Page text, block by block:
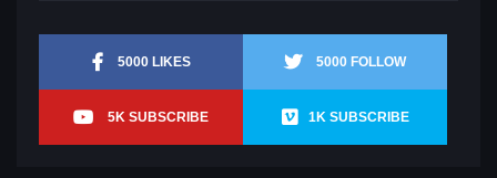
5000 LIKES 5000 FOLLOW
5K SUBSCRIBE 1K SUBSCRIBE